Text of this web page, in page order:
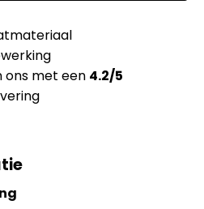
ons met een 4.2/5